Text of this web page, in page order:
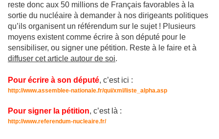
reste donc aux 50 millions de Français favorables à la
sortie du nucléaire à demander à nos dirigeants politiques
qu’ils organisent un référendum sur le sujet ! Plusieurs
moyens existent comme écrire à son député pour le
sensibiliser, ou signer une pétition. Reste à le faire et à
diffuser cet article autour de soi.
Pour écrire à son député, c’est ici :
http://www.assemblee-nationale.fr/qui/xml/liste_alpha.asp
Pour signer la pétition, c’est là :
http://www.referendum-nucleaire.fr/